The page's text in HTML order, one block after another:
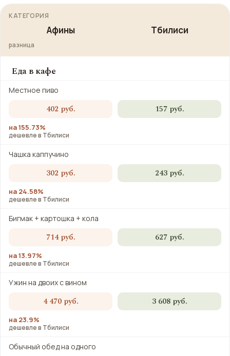
КАТЕГОРИЯ
Афины Тбилиси
разница
Еда в кафе
Местное пиво
402 руб. 157 руб.
на 155.73%
дешевле в Тбилиси
Чашка каппучино
302 руб. 243 руб.
на 24.58%
дешевле в Тбилиси
Бигмак + картошка + кола
714 руб. 627 руб.
на 13.97%
дешевле в Тбилиси
Ужин на двоих с вином
4 470 руб. 3 608 руб.
на 23.9%
дешевле в Тбилиси
Обычный обед на одного